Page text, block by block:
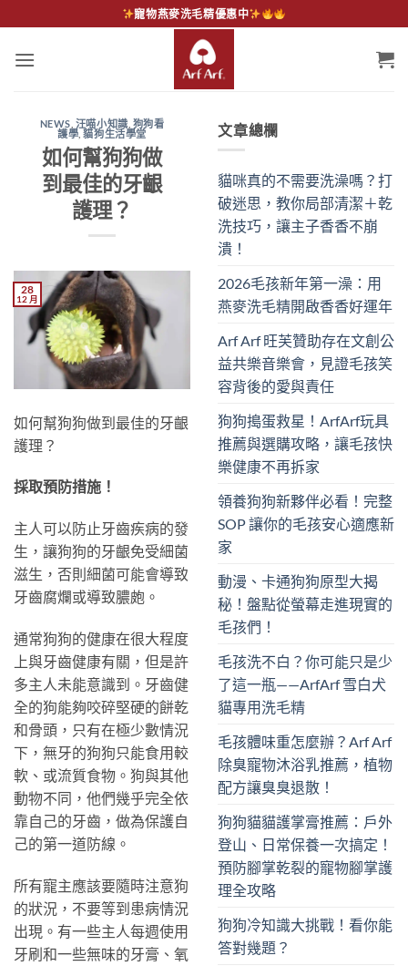
to
content
寵物燕麥洗毛精優惠中
NEWS 汪喵小知識 狗狗看
護學 ,貓狗生活學堂
如何幫狗狗做
到最佳的牙齦
護理？
28
12 月
如何幫狗狗做到最佳的牙齦
護理？
採取預防措施！
主人可以防止牙齒疾病的發
生，讓狗狗的牙齦免受細菌
滋生，否則細菌可能會導致
牙齒腐爛或導致膿皰。
通常狗狗的健康在很大程度
上與牙齒健康有關，但是許
多主人未能意識到。牙齒健
全的狗能夠咬碎堅硬的餅乾
和骨頭，只有在極少數情況
下，無牙的狗狗只能食用較
軟、或流質食物。狗與其他
動物不同，他們幾乎完全依
靠自己的牙齒，做為保護自
己的第一道防線。
所有寵主應該要隨時注意狗
的狀況，不要等到患病情況
出現。有一些主人每週使用
牙刷和一些無味的牙膏、氧
文章總欄
貓咪真的不需要洗澡嗎？打
破迷思，教你局部清潔＋乾
洗技巧，讓主子香香不崩
潰！
2026毛孩新年第一澡：用
燕麥洗毛精開啟香香好運年
Arf Arf 旺芙贊助存在文創公
益共樂音樂會，見證毛孩笑
容背後的愛與責任
狗狗搗蛋救星！ArfArf玩具
推薦與選購攻略，讓毛孩快
樂健康不再拆家
領養狗狗新夥伴必看！完整
SOP 讓你的毛孩安心適應新
家
動漫、卡通狗狗原型大揭
秘！盤點從螢幕走進現實的
毛孩們！
毛孩洗不白？你可能只是少
了這一瓶——ArfArf 雪白犬
貓專用洗毛精
毛孩體味重怎麼辦？Arf Arf
除臭寵物沐浴乳推薦，植物
配方讓臭臭退散！
狗狗貓貓護掌膏推薦：戶外
登山、日常保養一次搞定！
預防腳掌乾裂的寵物腳掌護
理全攻略
狗狗冷知識大挑戰！看你能
答對幾題？